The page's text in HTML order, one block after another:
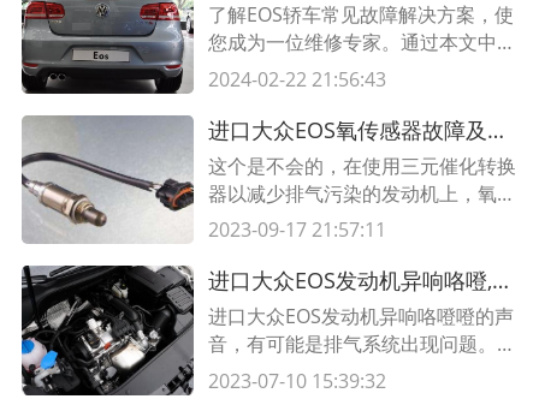
了解EOS轿车常见故障解决方案，使
您成为一位维修专家。通过本文中提
供的详细信息和解决方案，您将能够
2024-02-22 21:56:43
进口大众EOS氧传感器故障及其检修,氧传感器故障一定要换么
这个是不会的，在使用三元催化转换
器以减少排气污染的发动机上，氧传
感器是必不可少的元件，由于混合气
催化剂对CO、HC和NOX的净化能力
将急剧下降，故在排气管中安装氧传
感器，用以检测排气中氧的浓度，并
向ECU发出反馈信号，再由ECU控制
喷油器喷油量的增减，从而将混合气
2023-09-17 21:57:11
进口大众EOS发动机异响咯噔,发动机前盖异响怎么办
进口大众EOS发动机异响咯噔噔的声
音，有可能是排气系统出现问题。建
议检查排气系统中是否有漏油或损坏
2023-07-10 15:39:32